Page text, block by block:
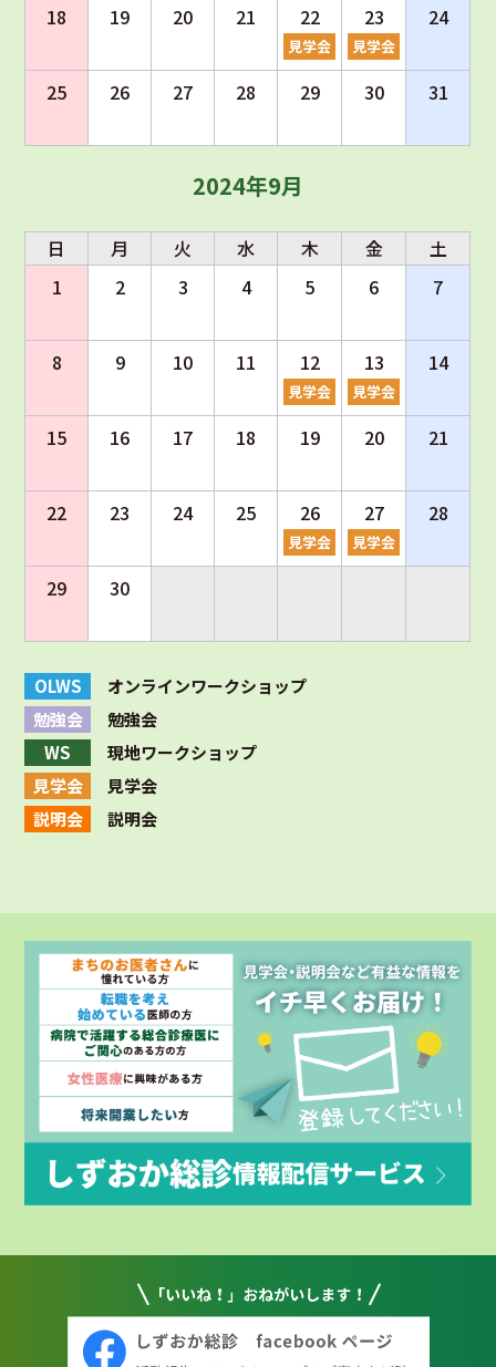
18 19 20 21 22
見学会
23
見学会
24
25 26 27 28 29 30 31
2024年9月
日 月 火 水 木 金
土
1
2 3 4 5 6 7
8 9 10 11 12
見学会
13
見学会
14
15 16 17 18 19 20 21
22 23 24 25 26
見学会
27
見学会
28
29 30
OLWS
オンラインワークショップ
勉強会
勉強会
WS
現地ワークショップ
見学会
見学会
説明会
説明会